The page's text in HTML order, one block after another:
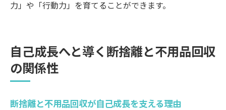
力」や「行動力」を育てることができます。
自己成長へと導く断捨離と不用品回収
の関係性
断捨離と不用品回収が自己成長を支える理由